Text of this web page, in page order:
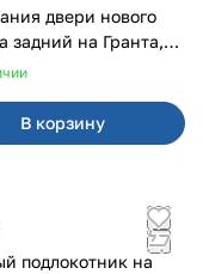
двери нового
на Гранта,
В корзину
подлокотник на